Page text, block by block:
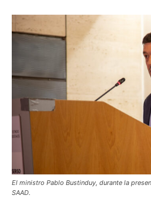
El ministro Pablo Bustinduy, durante la
SAAD.